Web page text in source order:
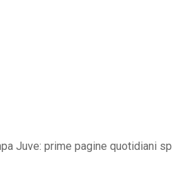
Juve: prime pagine quotidiani